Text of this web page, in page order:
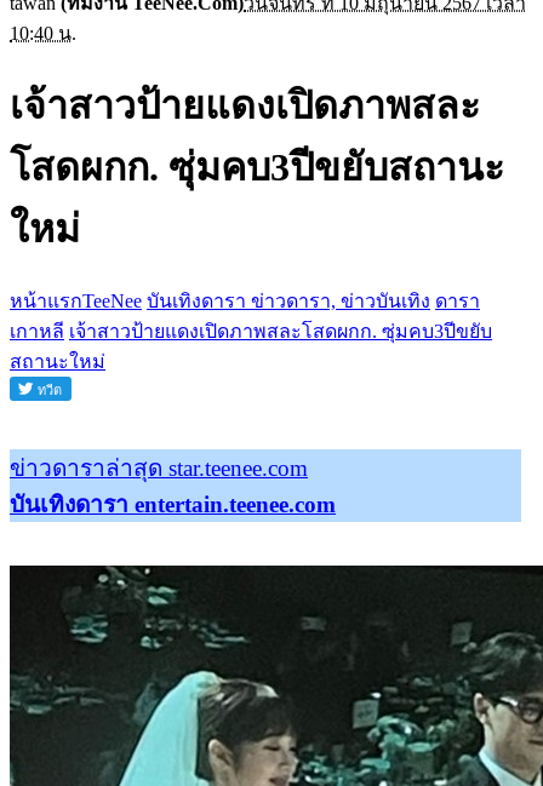
10:40 น.
เจ้าสาวป้ายแดงเปิดภาพสละ
โสดผกก. ซุ่มคบ3ปีขยับสถานะ
ใหม่
หน้าแรกTeeNee บันเทิงดารา ข่าวดารา, ข่าวบันเทิง ดารา
เกาหลี เจ้าสาวป้ายแดงเปิดภาพสละโสดผกก. ซุ่มคบ3ปีขยับ
สถานะใหม่
ข่าวดาราล่าสุด star.teenee.com
บันเทิงดารา entertain.teenee.com